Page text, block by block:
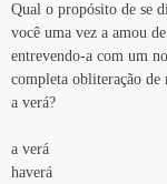
Qual o propósito de se
você uma vez a amou
entrevendo-a com um
completa obliteração de
a verá?
a verá
haverá